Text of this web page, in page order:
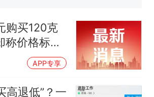
纪录 带来严重影响
视频丨只要一枚命中就能让航
母瘫痪 轰-6J实力有多强？
泰州父亲的手写家书遗失30
年，网友淘到后寄给女儿：花
购买120克
称价格标错
院怎么判？
APP专享
高退低”？一